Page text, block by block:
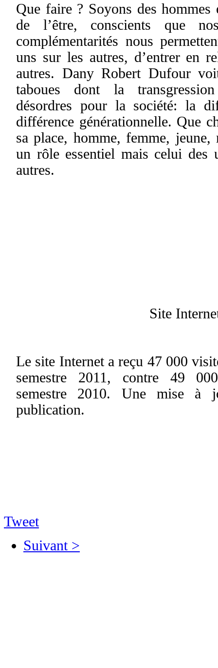
Que faire ? Soyons des hommes
de l’être, conscients que
complémentarités nous
uns sur les autres, d’entrer en
autres. Dany Robert Dufour
taboues dont la
désordres pour la société: la
différence générationnelle. Que
sa place, homme, femme,
un rôle essentiel mais celui des
autres.
Site
Le site Internet a reçu 47 000
semestre 2011, contre 49
semestre 2010. Une mise à
publication.
Tweet
Suivant >